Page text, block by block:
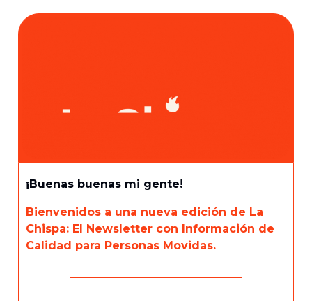
¡Buenas buenas mi gente!
Bienvenidos a una nueva edición de La
Chispa: El Newsletter con Información de
Calidad para Personas Movidas.